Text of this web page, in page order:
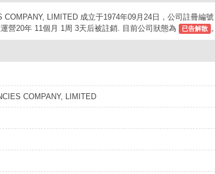
LIMITED 成立于1974年09月24日，公司註冊編號
營20年 11個月 1周 3天后被註銷. 目前公司狀態為
已告解散 。
COMPANY, LIMITED